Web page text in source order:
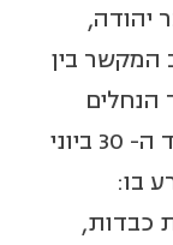
יהודה,
המקשר בין
הנחלים
היפים במדבר יהודה. כך, לפחות, עד ה- 30 ביוני
בו:
כבדות,